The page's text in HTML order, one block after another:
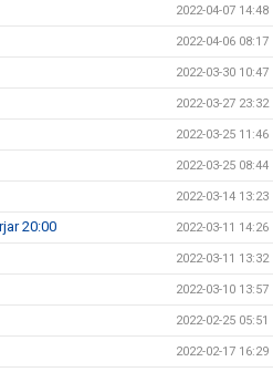
2022-04-07 14:48
2022-04-06 08:17
2022-03-30 10:47
2022-03-27 23:32
2022-03-25 11:46
2022-03-25 08:44
2022-03-14 13:23
20:00 2022-03-11 14:26
2022-03-11 13:32
2022-03-10 13:57
2022-02-25 05:51
2022-02-17 16:29